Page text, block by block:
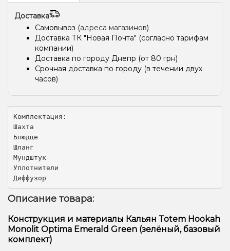
Доставка
Самовывоз (адреса магазинов)
Доставка ТК "Новая Почта" (согласно тарифам
компании)
Доставка по городу Днепр (от 80 грн)
Срочная доставка по городу (в течении двух
часов)
Комплектация:
Шахта
Блюдце
Шланг
Мундштук
Уплотнители
Диффузор
Описание товара:
Конструкция и материалы Кальян Totem Hookah
Monolit Optima Emerald Green (зелёный, базовый
комплект)